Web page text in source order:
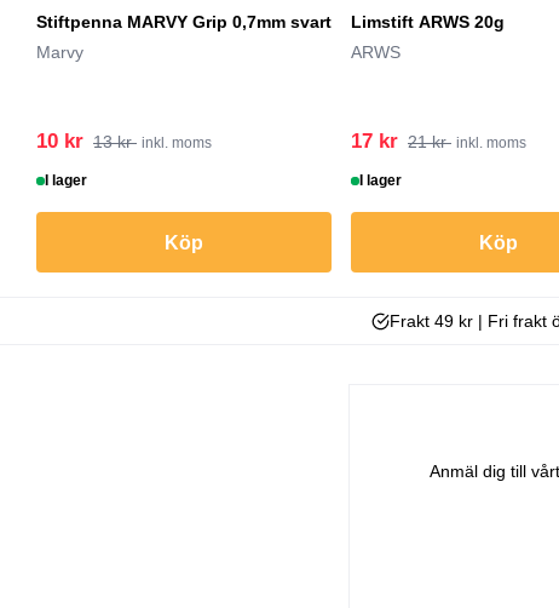
Stiftpenna MARVY Grip 0,7mm svart
Marvy
10 kr 13 kr inkl. moms
I lager
Köp
Limstift ARWS 20g
ARWS
17 kr 21 kr inkl. moms
I lager
Köp
Frakt 49 kr | Fri frakt
Anmäl dig till